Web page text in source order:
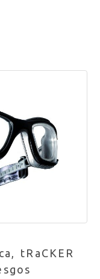
tRaCKER